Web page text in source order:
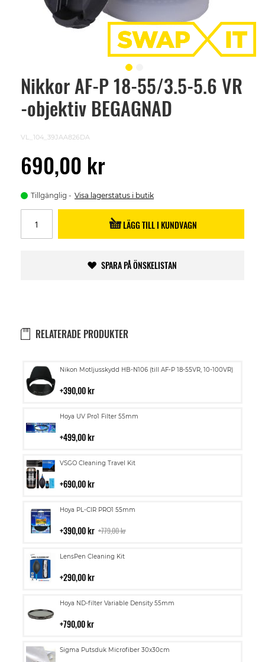
Nikkor AF-P 18-55/3.5-5.6 VR
-objektiv BEGAGNAD
VL_104_39JAA826DA
690,00 kr
Tillgänglig Visa lagerstatus i butik
LÄGG TILL I KUNDVAGN
SPARA PÅ ÖNSKELISTAN
RELATERADE PRODUKTER
Nikon Motljusskydd HB-N106 (till AF-P 18-55VR, 10-100VR)
390,00 kr
Lägg
i
Hoya UV Pro1 Filter 55mm
499,00 kr
Lägg
i
VSGO Cleaning Travel Kit
690,00 kr
Lägg
i
Hoya PL-CIR PRO1 55mm
390,00 kr 779,00 kr
Lägg
i
LensPen Cleaning Kit
290,00 kr
Lägg
i
Hoya ND-filter Variable Density 55mm
790,00 kr
Lägg
i
Sigma Putsduk Microfiber 30x30cm
Lägg
Skip
beginning
images